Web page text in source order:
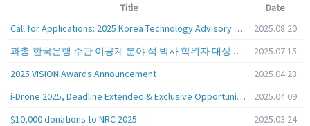
Title
Date
Call for Applications: 2025 Korea Technology Advisory Group (K-TAG)
2025.08.20
과총-한국은행 주관 이공계 분야 석·박사 학위자 대상 서베이
2025.07.15
2025 VISION Awards Announcement
2025.04.23
i-Drone 2025, Deadline Extended & Exclusive Opportunity to Travel to Korea!
2025.04.09
$10,000 donations to NRC 2025
2025.03.24